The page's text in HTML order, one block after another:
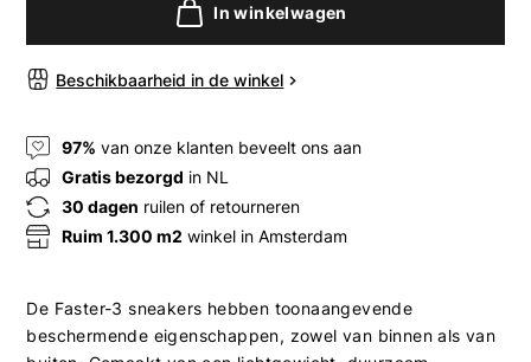
In winkelwagen
Beschikbaarheid in de winkel
97% van onze klanten beveelt ons aan
Gratis bezorgd in NL
30 dagen ruilen of retourneren
Ruim 1.300 m2 winkel in Amsterdam
De Faster-3 sneakers hebben toonaangevende
beschermende eigenschappen, zowel van binnen als van